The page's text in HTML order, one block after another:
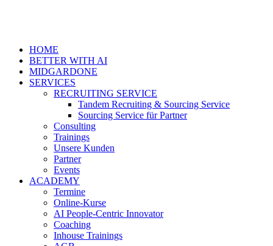
HOME
BETTER WITH AI
MIDGARDONE
SERVICES
RECRUITING SERVICE
Tandem Recruiting & Sourcing Service
Sourcing Service für Partner
Consulting
Trainings
Unsere Kunden
Partner
Events
ACADEMY
Termine
Online-Kurse
AI People-Centric Innovator
Coaching
Inhouse Trainings